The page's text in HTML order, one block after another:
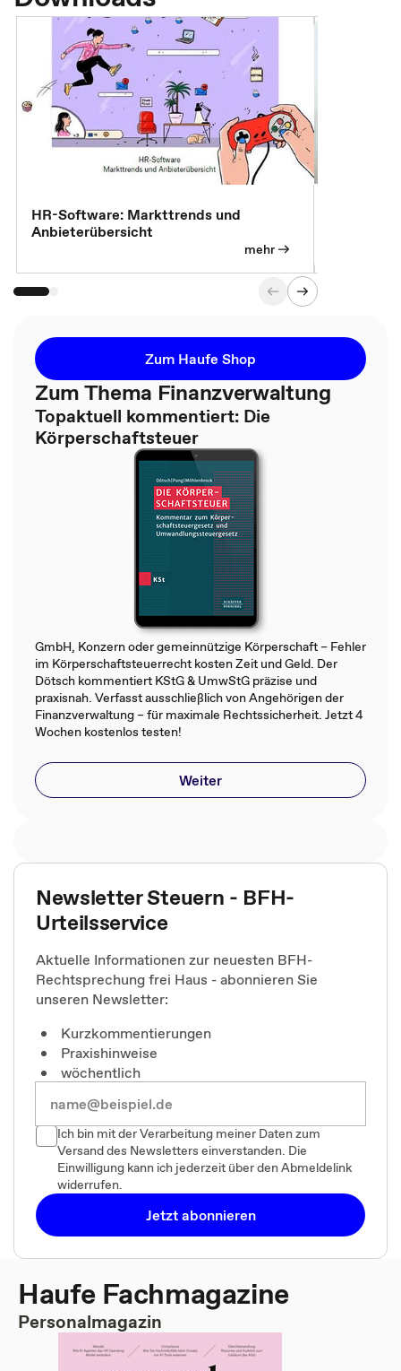
HR-Software: Markttrends und
Anbieterübersicht
mehr
Zum Haufe Shop
Zum Thema Finanzverwaltung
Topaktuell kommentiert: Die
Körperschaftsteuer
GmbH, Konzern oder gemeinnützige Körperschaft – Fehler
im Körperschaftsteuerrecht kosten Zeit und Geld. Der
Dötsch kommentiert KStG & UmwStG präzise und
praxisnah. Verfasst ausschließlich von Angehörigen der
Finanzverwaltung – für maximale Rechtssicherheit. Jetzt 4
Wochen kostenlos testen!
Weiter
Newsletter Steuern - BFH-
Urteilsservice
Aktuelle Informationen zur neuesten BFH-
Rechtsprechung frei Haus - abonnieren Sie
unseren Newsletter:
Kurzkommentierungen
Praxishinweise
wöchentlich
Ich bin mit der Verarbeitung meiner Daten zum
Versand des Newsletters einverstanden. Die
Einwilligung kann ich jederzeit über den Abmeldelink
widerrufen.
Jetzt abonnieren
Haufe Fachmagazine
Personalmagazin